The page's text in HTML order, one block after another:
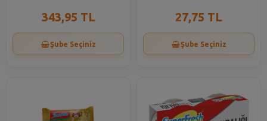
343,95 TL
Şube Seçiniz
27,75 TL
Şube Seçiniz